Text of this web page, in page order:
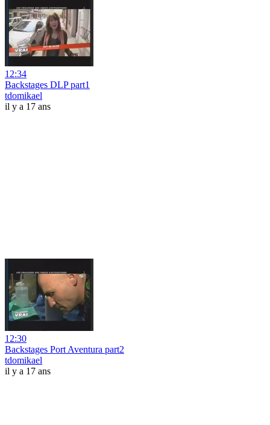
12:34
Backstages DLP part1
tdomikael
il y a 17 ans
12:30
Backstages Port Aventura part2
tdomikael
il y a 17 ans